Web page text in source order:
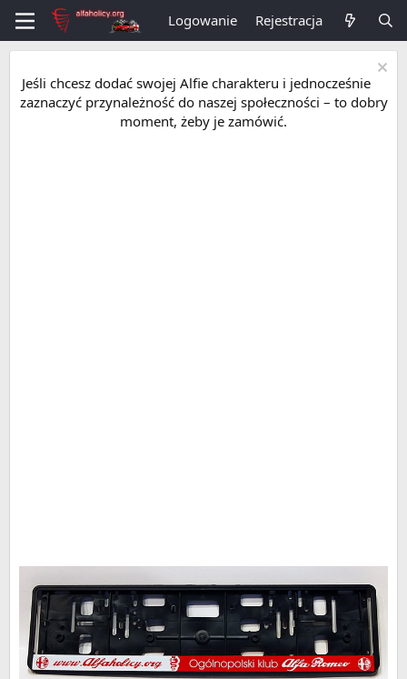
Logowanie Rejestracja
Jeśli chcesz dodać swojej Alfie charakteru i jednocześnie
zaznaczyć przynależność do naszej społeczności – to dobry
moment, żeby je zamówić.